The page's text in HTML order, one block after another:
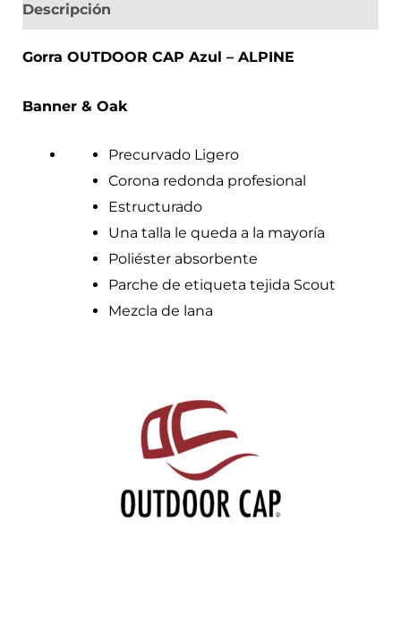
Descripción
Gorra OUTDOOR CAP Azul – ALPINE
Banner & Oak
Precurvado Ligero
Corona redonda profesional
Estructurado
Una talla le queda a la mayoría
Poliéster absorbente
Parche de etiqueta tejida Scout
Mezcla de lana